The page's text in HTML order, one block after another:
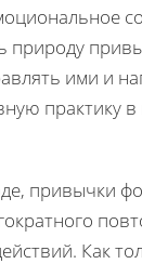
природу
ими и
практику
привычки
Как